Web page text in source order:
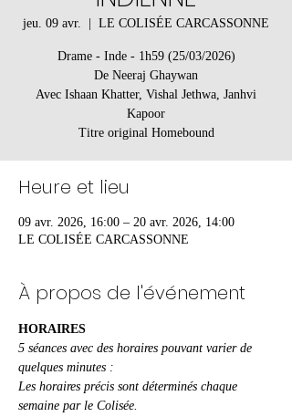
jeu. 09 avr. LE COLISÉE CARCASSONNE
Drame - Inde - 1h59 (25/03/2026)
De Neeraj Ghaywan
Avec Ishaan Khatter, Vishal Jethwa, Janhvi
Kapoor
Titre original Homebound
Heure et lieu
09 avr. 2026, 16:00 – 20 avr. 2026, 14:00
LE COLISÉE CARCASSONNE
À propos de l'événement
HORAIRES
5 séances avec des horaires pouvant varier de
quelques minutes :
Les horaires précis sont déterminés chaque
semaine par le Colisée.